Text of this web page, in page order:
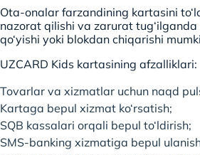
Ota-onalar farzandining kartasini
nazorat qilishi va zarurat
qo‘yishi yoki blokdan chiqarishi
UZCARD Kids kartasining afzalliklari:
Tovarlar va xizmatlar uchun naqd
Kartaga bepul xizmat ko‘rsatish;
SQB kassalari orqali bepul to‘ldirish;
SMS-banking xizmatiga bepul